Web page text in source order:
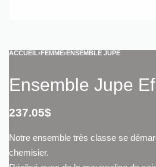
ACCUEIL›FEMME›ENSEMBLE JUPE
Ensemble Jupe
237.05$
Notre ensemble très classe se
chemisier.